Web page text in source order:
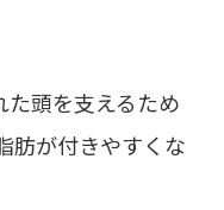
た頭を支えるため
肪が付きやすくな